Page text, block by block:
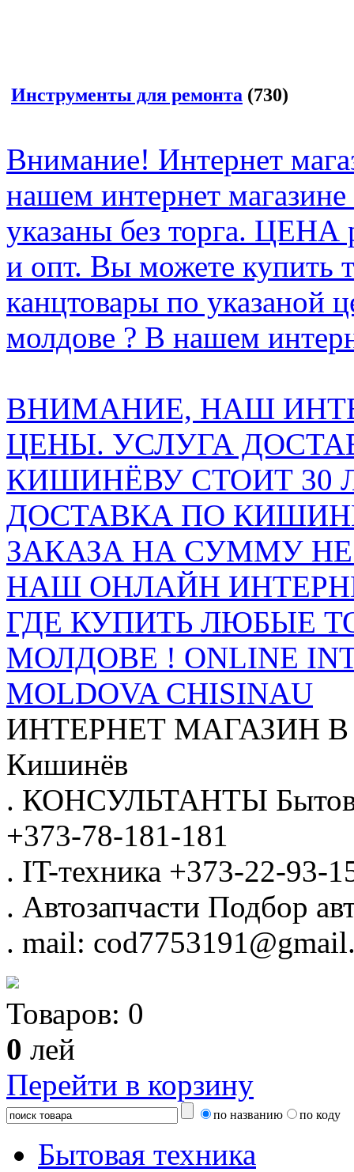
Инструменты для ремонта (730)
Внимание! Интернет
нашем интернет
указаны без торга.
и опт. Вы можете купить
канцтовары по указаной
молдове ? В нашем
ВНИМАНИЕ, НАШ
ЦЕНЫ. УСЛУГА
КИШИНЁВУ СТОИТ 30
ДОСТАВКА ПО
ЗАКАЗА НА СУММУ НЕ
НАШ ОНЛАЙН
ГДЕ КУПИТЬ ЛЮБЫЕ
МОЛДОВЕ ! ONLINE
MOLDOVA CHISINAU
ИНТЕРНЕТ МАГАЗИН
Кишинёв
. КОНСУЛЬТАНТЫ
+373-78-181-181
. IT-техника +373-22-93-
. Автозапчасти Подбор
. mail:
Товаров: 0
0 лей
Перейти в корзину
по названию по коду
Бытовая техника